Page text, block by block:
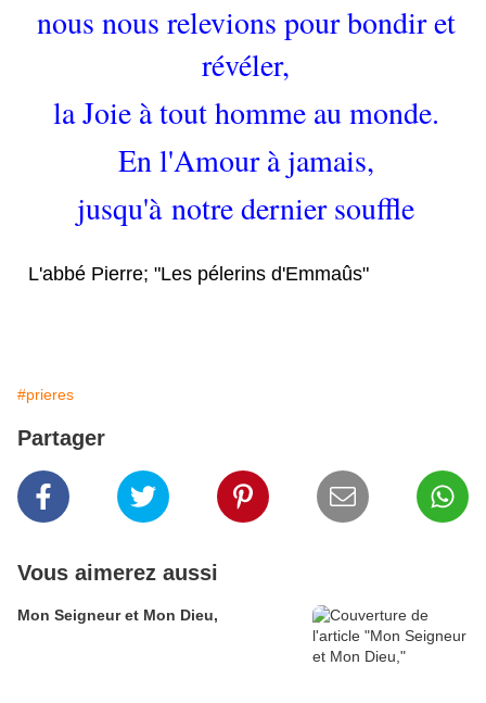
nous nous relevions pour bondir et
révéler,
la Joie à tout homme au monde.
En l'Amour à jamais,
jusqu'à notre dernier souffle
L'abbé Pierre; "Les pélerins d'Emmaûs"
#prieres
Partager
Vous aimerez aussi
Mon Seigneur et Mon Dieu,